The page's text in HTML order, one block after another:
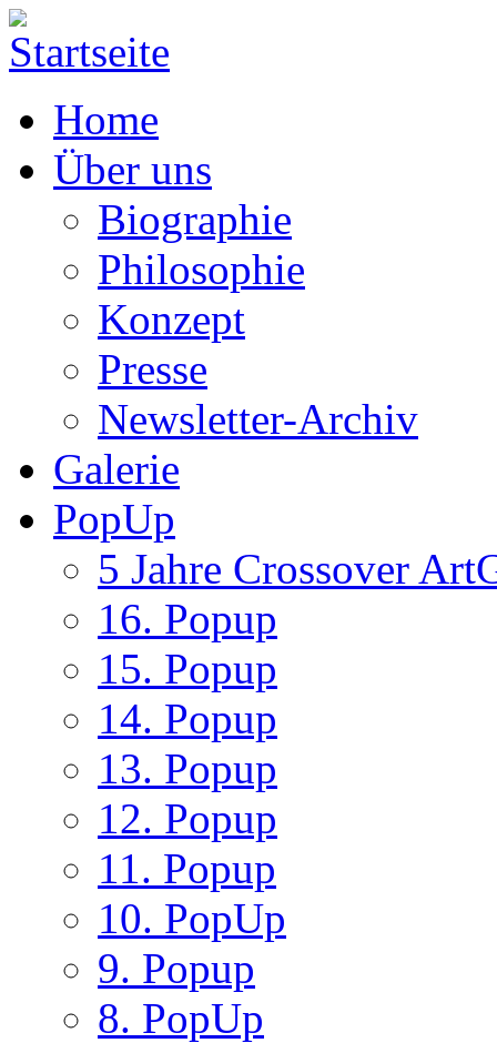
Home
Über uns
Biographie
Philosophie
Konzept
Presse
Newsletter-Archiv
Galerie
PopUp
5 Jahre Crossover
16. Popup
15. Popup
14. Popup
13. Popup
12. Popup
11. Popup
10. PopUp
9. Popup
8. PopUp